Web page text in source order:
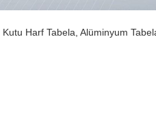
Harf Tabela, Alüminyum